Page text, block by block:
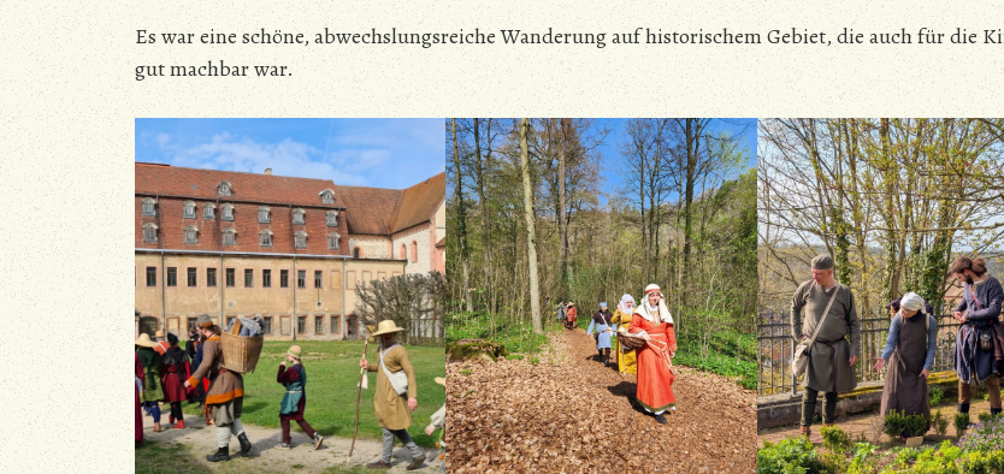
Es war eine schöne, abwechslungsreiche Wanderung auf historischem Gebiet, die auch für die
gut machbar war.